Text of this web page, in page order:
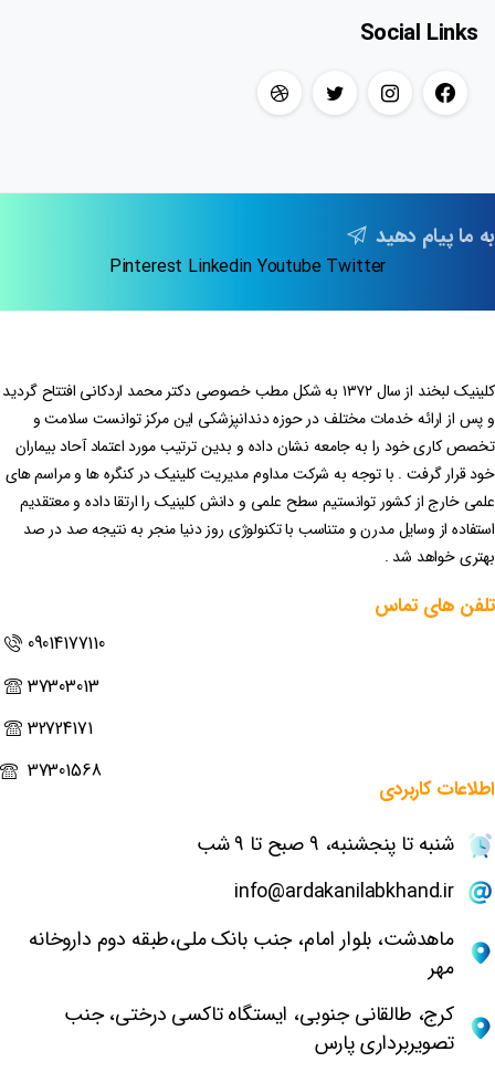
Social Links
به ما پیام دهید
Twitter
Youtube
Linkedin
Pinterest
کلینیک لبخند از سال ۱۳۷۲ به شکل مطب خصوصی دکتر محمد اردکانی افتتاح گردید
و پس از ارائه خدمات مختلف در حوزه دندانپزشکی این مرکز توانست سلامت و
تخصص کاری خود را به جامعه نشان داده و بدین ترتیب مورد اعتماد آحاد بیماران
خود قرار گرفت . با توجه به شرکت مداوم مدیریت کلینیک در کنگره ها و مراسم های
علمی خارج از کشور توانستیم سطح علمی و دانش کلینیک را ارتقا داده و معتقدیم
استفاده از وسایل مدرن و متناسب با تکنولوژی روز دنیا منجر به نتیجه صد در صد
بهتری خواهد شد .
تلفن های تماس
09014177110
37303013
32724171
37301568
اطلاعات کاربردی
شنبه تا پنجشنبه، 9 صبح تا 9 شب
info@ardakanilabkhand.ir
ماهدشت، بلوار امام، جنب بانک ملی،طبقه دوم داروخانه
مهر
کرج، طالقانی جنوبی، ایستگاه تاکسی درختی، جنب
تصویربرداری پارس